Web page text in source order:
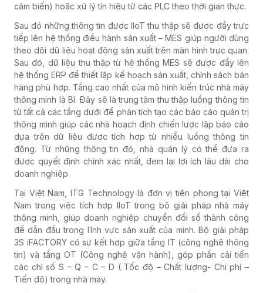
cảm biến) hoặc xử lý tín hiệu từ các PLC theo thời gian thực.
Sau đó những thông tin được IIoT thu thập sẽ được đẩy trực
tiếp lên hệ thống điều hành sản xuất – MES giúp người dùng
theo dõi dữ liệu hoạt động sản xuất trên màn hình trực quan.
Sau đó, dữ liệu thu thập từ hệ thống MES sẽ được đẩy lên
hệ thống ERP để thiết lập kế hoạch sản xuất, chính sách bán
hàng phù hợp. Tầng cao nhất của mô hình kiến trúc nhà máy
thông minh là BI. Đây sẽ là trung tâm thu thập luồng thông tin
từ tất cả các tầng dưới để phân tích tạo các báo cáo quản trị
thông minh giúp các nhà hoạch định chiến lược lập báo cáo
dựa trên dữ liệu được tích hợp từ nhiều luồng thông tin
động. Từ những thông tin đó, nhà quản lý có thể đưa ra
được quyết định chính xác nhất, đem lại lợi ích lâu dài cho
doanh nghiệp.
Tại Việt Nam, ITG Technology là đơn vị tiên phong tại Việt
Nam trong việc tích hợp IIoT trong bộ giải pháp nhà máy
thông minh, giúp doanh nghiệp chuyển đổi số thành công
để dẫn đầu trong lĩnh vực sản xuất của mình. Bộ giải pháp
3S iFACTORY có sự kết hợp giữa tầng IT (công nghệ thông
tin) và tầng OT (Công nghệ vận hành), góp phần cải tiến
các chỉ số S – Q – C – D ( Tốc độ – Chất lượng- Chi phí –
Tiến độ) trong nhà máy.